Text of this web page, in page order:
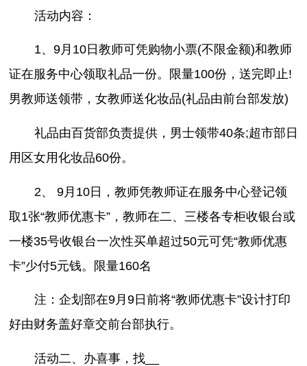
活动内容：
1、9月10日教师可凭购物小票(不限金额)和教师
证在服务中心领取礼品一份。限量100份，送完即止!
男教师送领带，女教师送化妆品(礼品由前台部发放)
礼品由百货部负责提供，男士领带40条;超市部日
用区女用化妆品60份。
2、 9月10日，教师凭教师证在服务中心登记领
取1张“教师优惠卡”，教师在二、三楼各专柜收银台或
一楼35号收银台一次性买单超过50元可凭“教师优惠
卡”少付5元钱。限量160名
注：企划部在9月9日前将“教师优惠卡”设计打印
好由财务盖好章交前台部执行。
活动二、办喜事，找__